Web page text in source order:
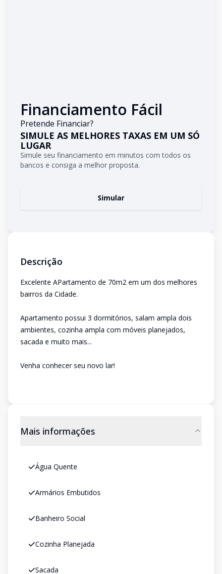
Financiamento Fácil
Pretende Financiar?
SIMULE AS MELHORES TAXAS EM UM SÓ
LUGAR
Simule seu financiamento em minutos com todos os
bancos e consiga a melhor proposta.
Simular
Descrição
Excelente APartamento de 70m2 em um dos melhores
bairros da Cidade.
Apartamento possui 3 dormitórios, salam ampla dois
ambientes, cozinha ampla com móveis planejados,
sacada e muito mais...
Venha conhecer seu novo lar!
Mais informações
Água Quente
Armários Embutidos
Banheiro Social
Cozinha Planejada
Sacada